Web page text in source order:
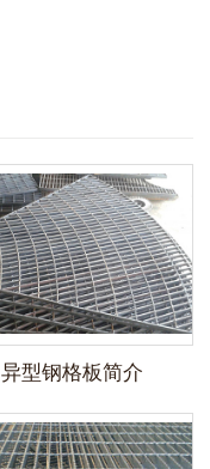
异型钢格板简介